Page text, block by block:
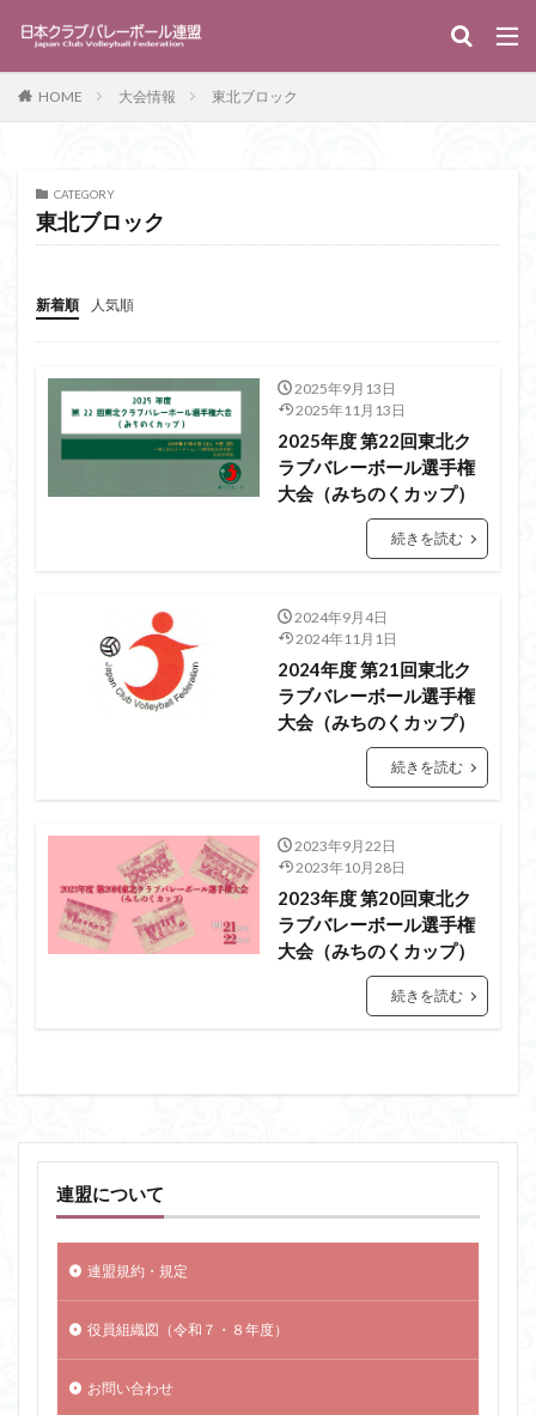
HOME 大会情報 東北ブロック
CATEGORY
東北ブロック
新着順 人気順
2025年9月13日
2025年11月13日
2025年度 第22回東北ク
ラブバレーボール選手権
大会（みちのくカップ）
続きを読む
2024年9月4日
2024年11月1日
2024年度 第21回東北ク
ラブバレーボール選手権
大会（みちのくカップ）
続きを読む
2023年9月22日
2023年10月28日
2023年度 第20回東北ク
ラブバレーボール選手権
大会（みちのくカップ）
続きを読む
連盟について
連盟規約・規定
役員組織図（令和７・８年度）
お問い合わせ
クラブカップ